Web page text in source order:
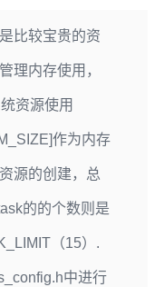
比较宝贵的资
理内存使用，
资源使用
作为内存
源的创建，总
的的个数则是
（15）.
中进行